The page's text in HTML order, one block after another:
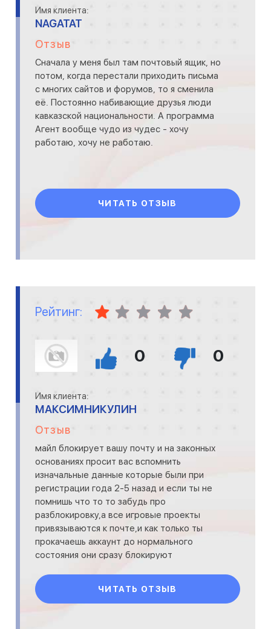
Имя клиента:
NAGATAT
Отзыв
Сначала у меня был там почтовый ящик, но
потом, когда перестали приходить письма
с многих сайтов и форумов, то я сменила
её. Постоянно набивающие друзья люди
кавказской национальности. А программа
Агент вообще чудо из чудес - хочу
работаю, хочу не работаю.
ЧИТАТЬ ОТЗЫВ
Рейтинг:
0 0
Имя клиента:
МАКСИМНИКУЛИН
Отзыв
майл блокирует вашу почту и на законных
основаниях просит вас вспомнить
изначальные данные которые были при
регистрации года 2-5 назад и если ты не
помнишь что то то забудь про
разблокировку,а все игровые проекты
привязываются к почте,и как только ты
прокачаешь аккаунт до нормального
состояния они сразу блокируют
на рынке выста
ЧИТАТЬ ОТЗЫВ